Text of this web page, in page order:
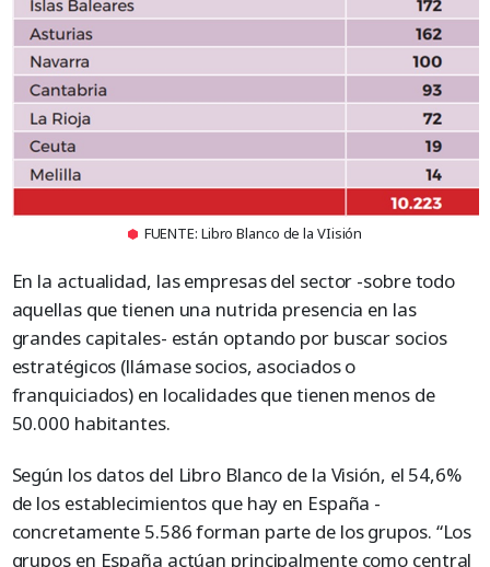
FUENTE: Libro Blanco de la VIisión
En la actualidad, las empresas del sector -sobre todo
aquellas que tienen una nutrida presencia en las
grandes capitales- están optando por buscar socios
estratégicos (llámase socios, asociados o
franquiciados) en localidades que tienen menos de
50.000 habitantes.
Según los datos del Libro Blanco de la Visión, el 54,6%
de los establecimientos que hay en España -
concretamente 5.586 forman parte de los grupos. “Los
grupos en España actúan principalmente como central